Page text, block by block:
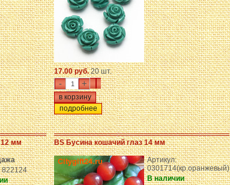
17.00 руб.20 шт.
- +
подробнее
12 мм
822124
BS Бусина кошачий глаз 14 мм
Артикул:
0301714(кр.оранжевый)
В наличии